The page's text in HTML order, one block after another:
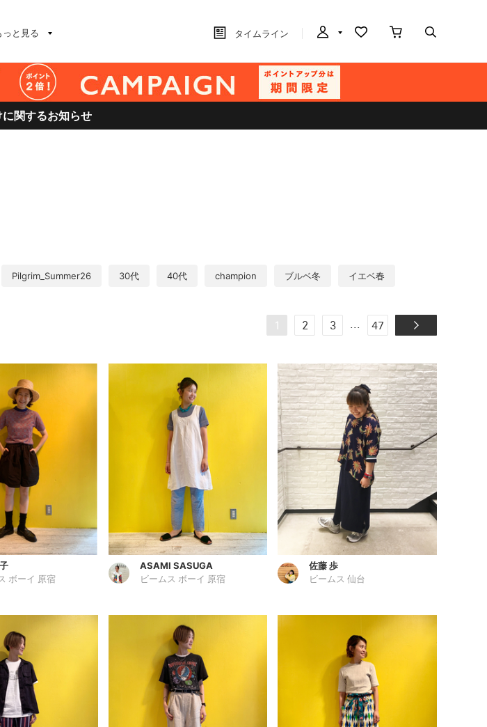
っと見る タイムライン
関するお知らせ
Pilgrim_Summer26 30代 40代 champion ブルベ冬 イエベ春
1 2 3 ... 47
ボーイ 原宿
ASAMI SASUGA
ビームス ボーイ 原宿
佐藤 歩
ビームス 仙台